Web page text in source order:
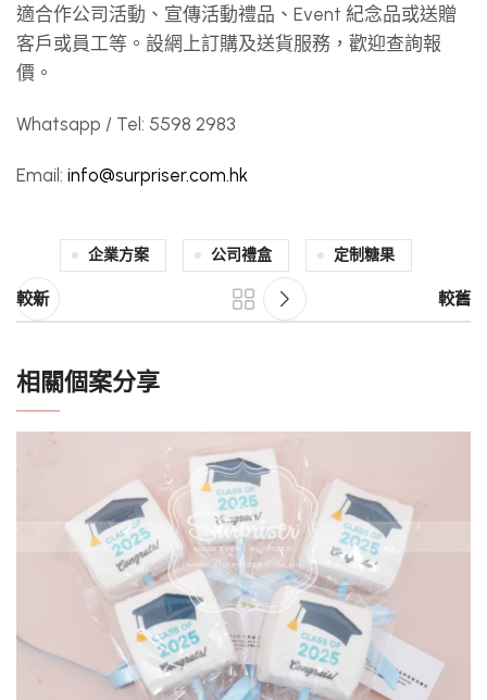
適合作公司活動、宣傳活動禮品、Event 紀念品或送贈
客戶或員工等。設網上訂購及送貨服務，歡迎查詢報
價。
Whatsapp / Tel: 5598 2983
Email: info@surpriser.com.hk
企業方案 公司禮盒 定制糖果
較新 較舊
相關個案分享